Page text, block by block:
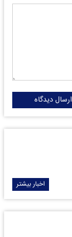
ارسال دیدگاه
اخبار بیشتر